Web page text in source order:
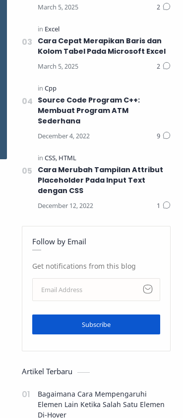
Cara Cepat Merapikan Baris dan
Kolom Tabel Pada Microsoft Excel
Source Code Program C++:
Membuat Program ATM
Sederhana
Cara Merubah Tampilan Attribut
Placeholder Pada Input Text
dengan CSS
Follow by Email
Get notifications from this blog
Subscribe
Artikel Terbaru
Bagaimana Cara Mempengaruhi
Elemen Lain Ketika Salah Satu Elemen
Di-Hover